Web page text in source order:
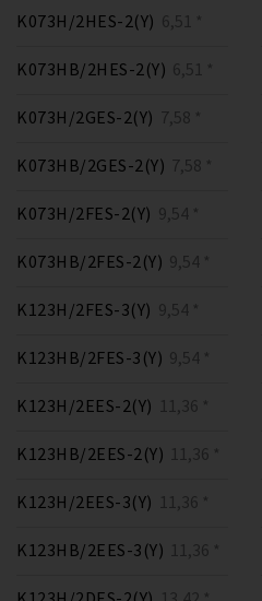
K073H/2HES-2(Y) 6,51 *
K073HB/2HES-2(Y) 6,51 *
K073H/2GES-2(Y) 7,58 *
K073HB/2GES-2(Y) 7,58 *
K073H/2FES-2(Y) 9,54 *
K073HB/2FES-2(Y) 9,54 *
K123H/2FES-3(Y) 9,54 *
K123HB/2FES-3(Y) 9,54 *
K123H/2EES-2(Y) 11,36 *
K123HB/2EES-2(Y) 11,36 *
K123H/2EES-3(Y) 11,36 *
K123HB/2EES-3(Y) 11,36 *